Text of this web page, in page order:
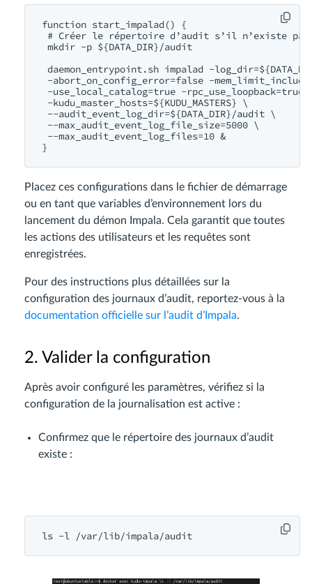
function start_impalad() {
# Créer le répertoire d’audit s’il n’existe pas
mkdir -p ${DATA_DIR}/audit
daemon_entrypoint.sh impalad -
-abort_on_config_error=false -
-use_local_catalog=true -rpc_use_loopback=true
-
-
--max_audit_event_log_file_size=5000
--max_audit_event_log_files=10
Placez ces configurations dans le fichier de démarrage
ou en tant que variables d’environnement lors du
lancement du démon Impala. Cela garantit que toutes
les actions des utilisateurs et les requêtes sont
enregistrées.
Pour des instructions plus détaillées sur la
configuration des journaux d’audit, reportez-vous à la
documentation officielle sur l’audit d’Impala.
2. Valider la configuration
Après avoir configuré les paramètres, vérifiez si la
configuration de la journalisation est active :
Confirmez que le répertoire des journaux d’audit
existe :
ls -l /var/lib/impala/audit